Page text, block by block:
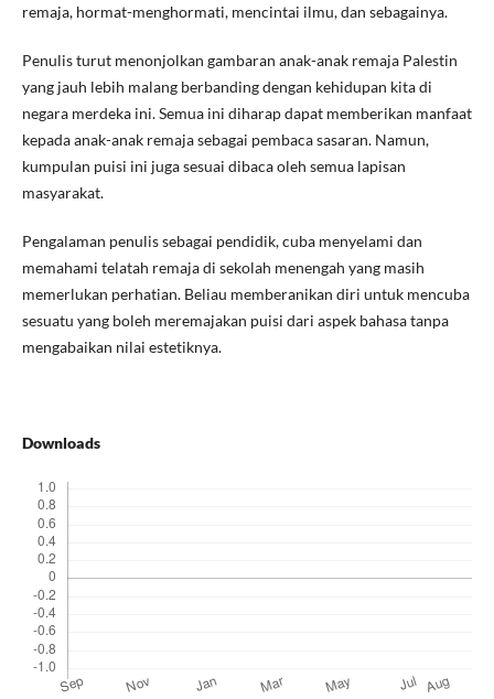
remaja, hormat-menghormati, mencintai ilmu, dan sebagainya.
Penulis turut menonjolkan gambaran anak-anak remaja Palestin
yang jauh lebih malang berbanding dengan kehidupan kita di
negara merdeka ini. Semua ini diharap dapat memberikan manfaat
kepada anak-anak remaja sebagai pembaca sasaran. Namun,
kumpulan puisi ini juga sesuai dibaca oleh semua lapisan
masyarakat.
Pengalaman penulis sebagai pendidik, cuba menyelami dan
memahami telatah remaja di sekolah menengah yang masih
memerlukan perhatian. Beliau memberanikan diri untuk mencuba
sesuatu yang boleh meremajakan puisi dari aspek bahasa tanpa
mengabaikan nilai estetiknya.
Downloads